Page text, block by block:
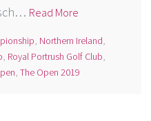
Read More
, Northern Ireland,
, Royal Portrush Golf Club,
,The Open 2019